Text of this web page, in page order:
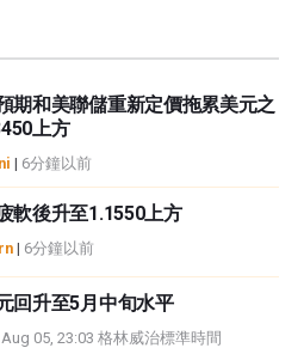
期和美聯儲重新定價拖累美元之
上方
| 6分鐘以前
軟後升至1.1550上方
| 6分鐘以前
回升至5月中旬水平
Aug 05, 23:03 格林威治標準時間